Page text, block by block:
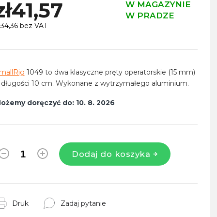
W MAGAZYNIE
W PRADZE
bez VAT
doręczyć do: 10. 8. 2026
Dodaj do koszyka
1049 to dwa klasyczne pręty operatorskie (15 mm)
długości 10 cm. Wykonane z wytrzymałego aluminium.
Druk Zadaj pytanie